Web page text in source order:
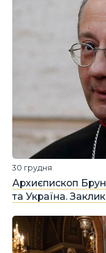
Архиєпископ
та Україна.
30 грудня